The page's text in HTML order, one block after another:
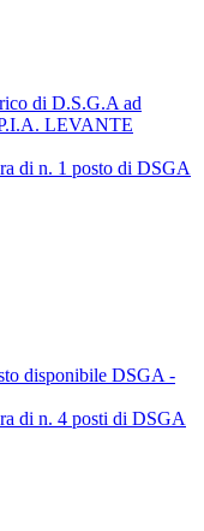
di D.S.G.A ad
LEVANTE
di n. 1 posto di DSGA
disponibile DSGA -
di n. 4 posti di DSGA